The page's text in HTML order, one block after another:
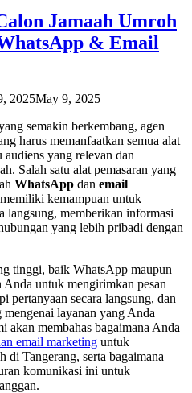
Jamaah Umroh
& Email
2025May 9, 2025
semakin berkembang, agen
harus memanfaatkan semua alat
yang relevan dan
Salah satu alat pemasaran yang
WhatsApp dan email
kemampuan untuk
langsung, memberikan informasi
yang lebih pribadi dengan
tinggi, baik WhatsApp maupun
untuk mengirimkan pesan
pertanyaan secara langsung, dan
layanan yang Anda
membahas bagaimana Anda
email marketing untuk
di Tangerang, serta bagaimana
komunikasi ini untuk